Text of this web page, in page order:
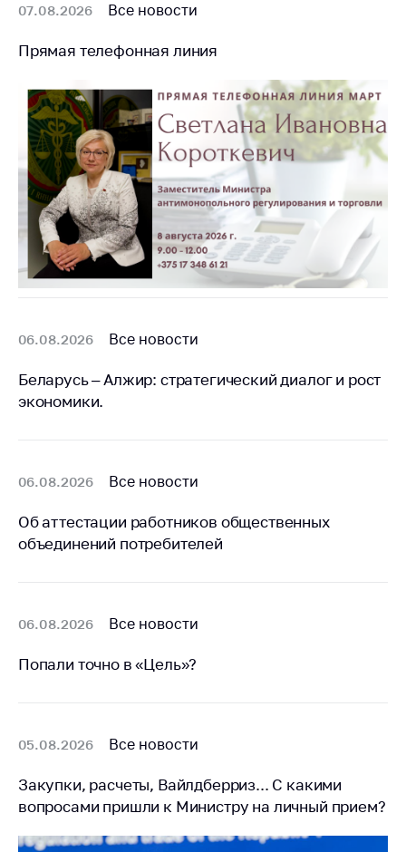
рекламной
Международное
Применение мер
нетарифного
регулирования
Биржевая торговля
Выставочная
деятельность в
Республике
Беларусь
данных
Новости
граждан и юр. лиц
Прямaя телефоннaя
линия
обращения
цен на товары
медицинские
изделия
Контакты
Адрес и режим
работы
07.08.2026 Все новости
Прямая телефонная линия
06.08.2026 Все новости
Беларусь – Алжир: стратегический диалог и рост
экономики.
06.08.2026 Все новости
Об аттестации работников общественных
объединений потребителей
06.08.2026 Все новости
Попали точно в «Цель»?
05.08.2026 Все новости
Закупки, расчеты, Вайлдберриз... С какими
вопросами пришли к Министру на личный прием?